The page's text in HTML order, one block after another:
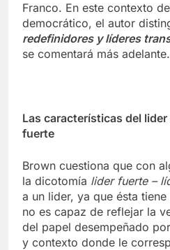
Franco. En este contexto
democrático, el autor
redefinidores y líderes
se comentará más adelante.
Las características del
fuerte
Brown cuestiona que con
la dicotomía lider fuerte –
a un lider, ya que ésta
no es capaz de reflejar la
del papel desempeñado
y contexto donde le